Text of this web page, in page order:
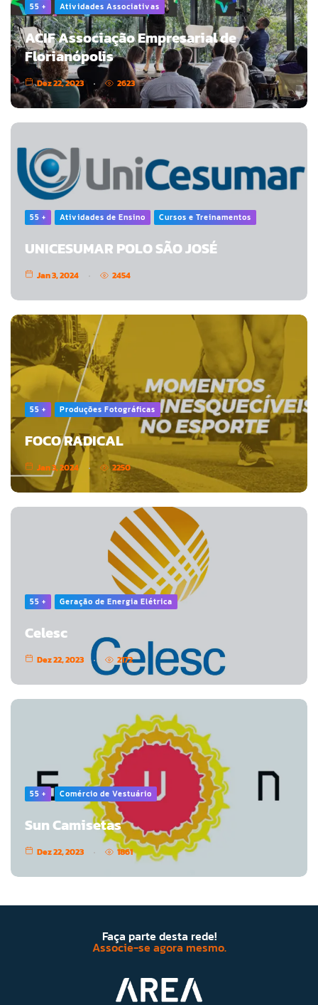
55 + Atividades Associativas
ACIF Associação Empresarial de
Florianópolis
Dez 22, 2023 2623
55 + Atividades de Ensino Cursos e Treinamentos
UNICESUMAR POLO SÃO JOSÉ
Jan 3, 2024 2454
55 + Produções Fotográficas
FOCO RADICAL
Jan 3, 2024 2250
55 + Geração de Energia Elétrica
Celesc
Dez 22, 2023 2172
55 + Comércio de Vestuário
Sun Camisetas
Dez 22, 2023 1861
Faça parte desta rede!
Associe-se agora mesmo.